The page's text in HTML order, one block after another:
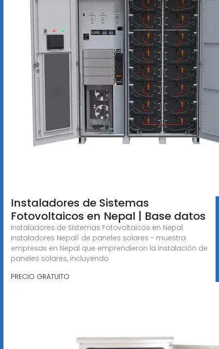
Instaladores de Sistemas
Fotovoltaicos en Nepal | Base datos
Instaladores de Sistemas Fotovoltaicos en Nepal
Instaladores Nepalí de paneles solares - muestra
empresas en Nepal que emprendieron la instalación de
paneles solares, incluyendo
PRECIO GRATUITO